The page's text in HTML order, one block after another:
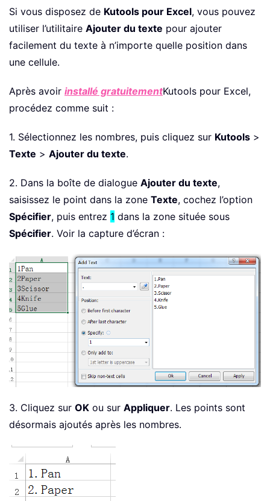
Si vous disposez de Kutools pour Excel, vous pouvez
utiliser l’utilitaire Ajouter du texte pour ajouter
facilement du texte à n’importe quelle position dans
une cellule.
Après avoir installé gratuitementKutools pour Excel,
procédez comme suit :
1. Sélectionnez les nombres, puis cliquez sur Kutools >
Texte > Ajouter du texte.
2. Dans la boîte de dialogue Ajouter du texte,
saisissez le point dans la zone Texte, cochez l’option
Spécifier, puis entrez 1 dans la zone située sous
Spécifier. Voir la capture d’écran :
3. Cliquez sur OK ou sur Appliquer. Les points sont
désormais ajoutés après les nombres.